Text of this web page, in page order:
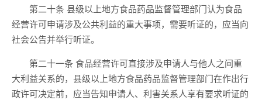
第二十条 县级以上地方食品药品监督管理部门认为食品
经营许可申请涉及公共利益的重大事项，需要听证的，应当向
社会公告并举行听证。
第二十一条 食品经营许可直接涉及申请人与他人之间重
大利益关系的，县级以上地方食品药品监督管理部门在作出行
政许可决定前，应当告知申请人、利害关系人享有要求听证的